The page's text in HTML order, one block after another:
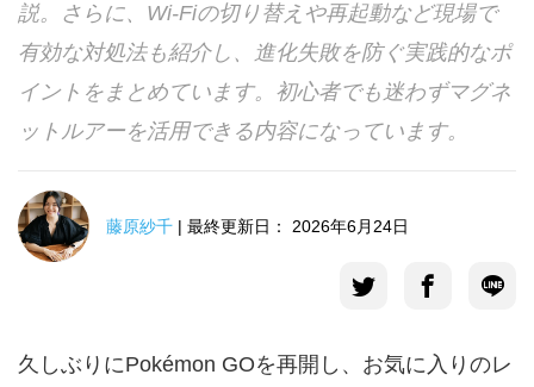
説。さらに、Wi-Fiの切り替えや再起動など現場で
有効な対処法も紹介し、進化失敗を防ぐ実践的なポ
イントをまとめています。初心者でも迷わずマグネ
ットルアーを活用できる内容になっています。
藤原紗千 | 最終更新日： 2026年6月24日
久しぶりにPokémon GOを再開し、お気に入りのレ